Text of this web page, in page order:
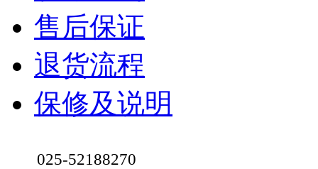
售后保证
退货流程
保修及说明
025-52188270